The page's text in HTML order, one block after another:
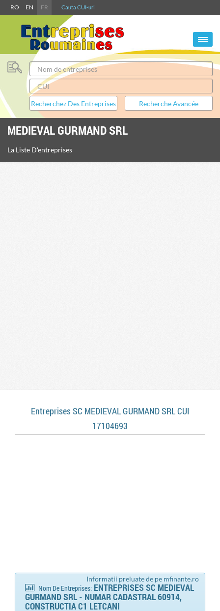
RO EN FR Cauta CUI-uri
MEDIEVAL GURMAND SRL
La Liste D'entreprises
Entreprises SC MEDIEVAL GURMAND SRL CUI
17104693
Informatii preluate de pe mfinante.ro
Nom De Entreprises: ENTREPRISES SC MEDIEVAL
GURMAND SRL - NUMAR CADASTRAL 60914,
CONSTRUCTIA C1 LETCANI